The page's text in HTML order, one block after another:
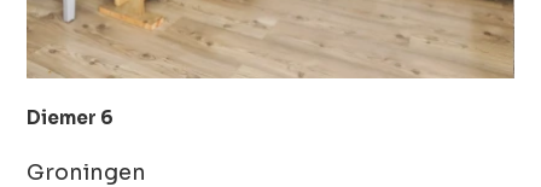
Diemer 6
Groningen